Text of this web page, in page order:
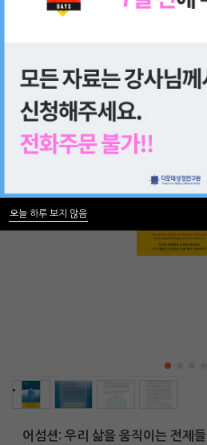
어섬션: 우리 삶을 움직이는 전제들
오늘 하루 보지 않음
오늘 하루 보지 않음